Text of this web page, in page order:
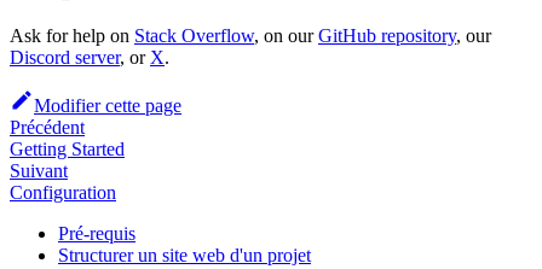
Ask for help on Stack Overflow, on ourGitHub repository, our
Discord server, or X.
Modifier cette page
Précédent
Getting Started
Suivant
Configuration
Pré-requis
Structurer un site web d'un projet